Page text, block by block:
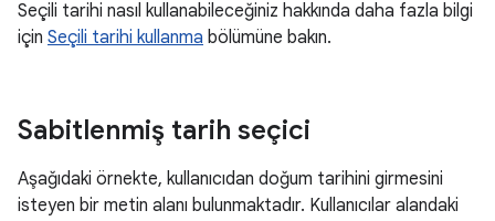
Seçili tarihi nasıl kullanabileceğiniz hakkında daha fazla bilgi
için Seçili tarihi kullanma bölümüne bakın.
Sabitlenmiş tarih seçici
Aşağıdaki örnekte, kullanıcıdan doğum tarihini girmesini
isteyen bir metin alanı bulunmaktadır. Kullanıcılar alandaki